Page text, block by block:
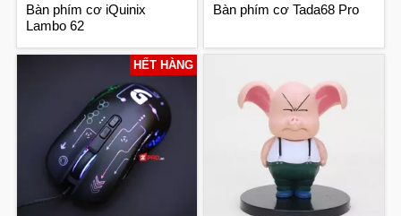
Bàn phím cơ iQuinix
Lambo 62
Bàn phím cơ Tada68 Pro
HẾT HÀNG